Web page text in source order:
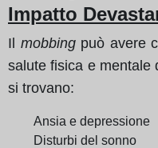
Impatto
Il mobbingpuò avere
salute fisica e mentale
si trovano:
Ansia e depressione
Disturbi del sonno